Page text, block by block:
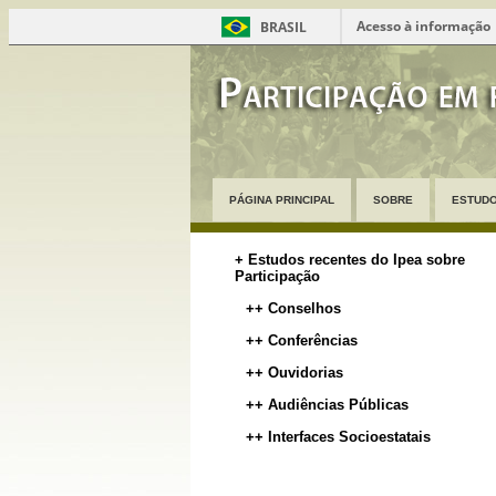
BRASIL Acesso à informação
PÁGINA PRINCIPAL SOBRE
+ Estudos recentes do Ipea sobre
Participação
++ Conselhos
++ Conferências
++ Ouvidorias
++ Audiências Públicas
++ Interfaces Socioestatais